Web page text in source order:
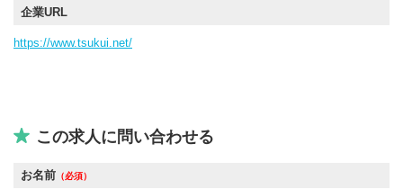
企業URL
https://www.tsukui.net/
この求人に問い合わせる
お名前 （必須）